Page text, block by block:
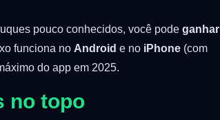
pouco conhecidos, você pode ganhar
funciona no Android e no iPhone (com
do app em 2025.
no topo